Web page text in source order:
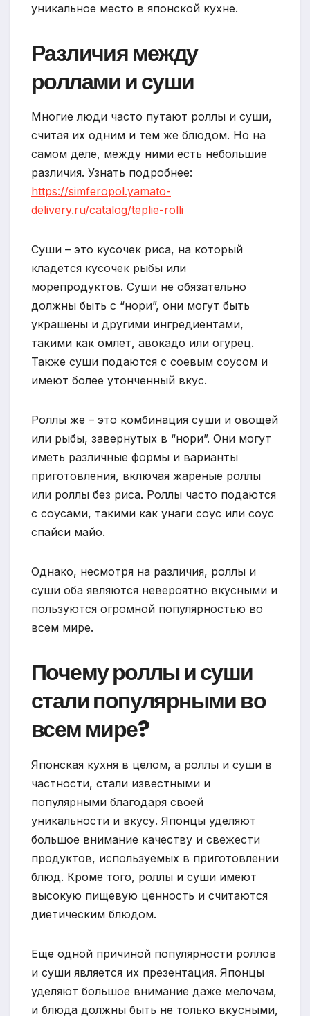
уникальное место в японской кухне.
Различия между
роллами и суши
Многие люди часто путают роллы и суши,
считая их одним и тем же блюдом. Но на
самом деле, между ними есть небольшие
различия. Узнать подробнее:
https://simferopol.yamato-
delivery.ru/catalog/teplie-rolli
Суши – это кусочек риса, на который
кладется кусочек рыбы или
морепродуктов. Суши не обязательно
должны быть с “нори”, они могут быть
украшены и другими ингредиентами,
такими как омлет, авокадо или огурец.
Также суши подаются с соевым соусом и
имеют более утонченный вкус.
Роллы же – это комбинация суши и овощей
или рыбы, завернутых в “нори”. Они могут
иметь различные формы и варианты
приготовления, включая жареные роллы
или роллы без риса. Роллы часто подаются
с соусами, такими как унаги соус или соус
спайси майо.
Однако, несмотря на различия, роллы и
суши оба являются невероятно вкусными и
пользуются огромной популярностью во
всем мире.
Почему роллы и суши
стали популярными во
всем мире?
Японская кухня в целом, а роллы и суши в
частности, стали известными и
популярными благодаря своей
уникальности и вкусу. Японцы уделяют
большое внимание качеству и свежести
продуктов, используемых в приготовлении
блюд. Кроме того, роллы и суши имеют
высокую пищевую ценность и считаются
диетическим блюдом.
Еще одной причиной популярности роллов
и суши является их презентация. Японцы
уделяют большое внимание даже мелочам,
и блюда должны быть не только вкусными,